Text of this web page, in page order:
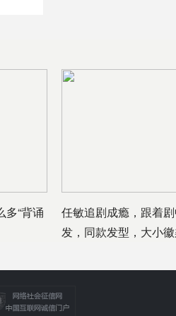
多“背诵
任敏追剧成瘾，跟着
发，同款发型，大小